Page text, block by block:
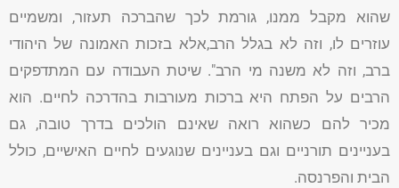
שהוא מקבל ממנו, גורמת לכך שהברכה תעזור, ומשמיים
עוזרים לו, וזה לא בגלל הרב,אלא בזכות האמונה של היהודי
ברב, וזה לא משנה מי הרב". שיטת העבודה עם המתדפקים
הרבים על הפתח היא ברכות מעורבות בהדרכה לחיים. הוא
מכיר להם כשהוא רואה שאינם הולכים בדרך טובה, גם
בעניינים תורניים וגם בעניינים שנוגעים לחיים האישיים, כולל
הבית והפרנסה.